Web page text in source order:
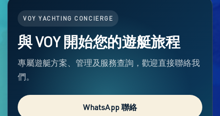
VOY YACHTING CONCIERGE
與 VOY 開始您的遊艇旅程
專屬遊艇方案、管理及服務查詢，歡迎直接聯絡我
們。
WhatsApp 聯絡